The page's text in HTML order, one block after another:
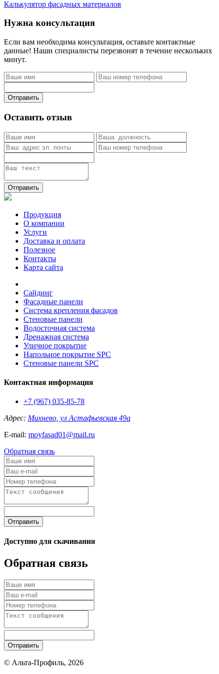
Калькулятор фасадных материалов
Нужна консультация
Если вам необходима консультация, оставьте контактные
данные! Наши специалисты перезвонят в течение нескольких
минут.
Отправить
Оставить отзыв
Отправить
Продукция
О компании
Услуги
Доставка и оплата
Полезное
Контакты
Карта сайта
Сайдинг
Фасадные панели
Система крепления фасадов
Стеновые панели
Водосточная система
Дренажная система
Уличное покрытие
Напольное покрытие SPC
Стеновые панели SPC
Контактная информация
+7 (967) 035-85-78
Адрес: Михнево, ул Астафьевская 49а
E-mail: moyfasad01@mail.ru
Обратная связь
Отправить
Доступно для скачивания
Обратная связь
Отправить
© Альта-Профиль, 2026